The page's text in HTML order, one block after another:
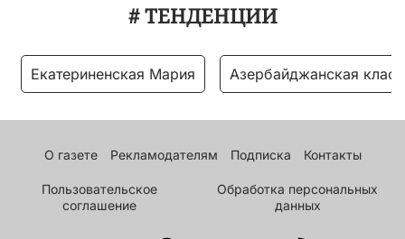
# ТЕНДЕНЦИИ
Екатериненская Мария Азербайджанская
О газете Рекламодателям Подписка Контакты
Пользовательское
соглашение
Обработка персональных
данных